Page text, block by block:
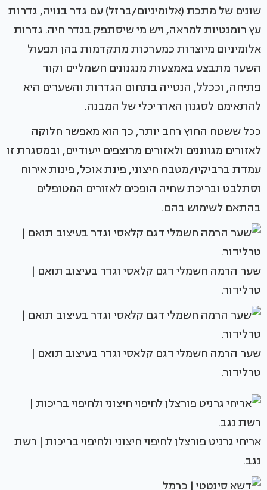
שונים של מתכת (אלומיניום/ברזל) עם גדר בנויה, גדרות
עץ רומנטיות למראה, ויש מי שיסתפק בגדר חיה. גדרות
אלומיניום מיוצרות כמערכות מתקדמות בהן תפעול
השער מתבצע באמצעות מנגנונים חשמליים וקוד
פתיחה, וככלל, הנטייה בתחום הגדרות והשערים היא
להתאימם לסגנון האדריכלי של המבנה.
ככל ששטח החוץ רחב יותר, כך הוא מאפשר חלוקה
לאזורים מגווננים ולאזורים מרוצפים ייעודיים, ובמסגרת זו
עמדת ברביקיו/מטבח חיצוני, פינת אוכל, פינות אירוח
וסתלבט ובריכת שחיה הופכים לאזורים המטופלים
בהתאם לשימוש בהם.
שער הרמה חשמלי דגם קלאסי וגדר בעיצוב תואם |
טרלידור.
שער הרמה חשמלי דגם קלאסי וגדר בעיצוב תואם |
טרלידור.
אריחי גרניט פורצלן לחיפוי חיצוני ולחיפוי בריכות | רשת
נגב.